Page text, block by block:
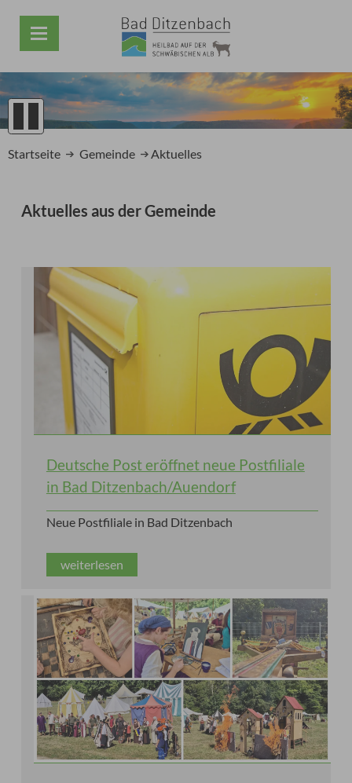
PrevNext
Startseite Gemeinde Aktuelles
Aktuelles aus der Gemeinde
Deutsche Post eröffnet neue Postfiliale
in Bad Ditzenbach/Auendorf
Neue Postfiliale in Bad Ditzenbach
weiterlesen